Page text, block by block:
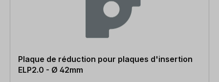
Plaque de réduction pour plaques d'insertion
ELP2.0 - Ø 42mm